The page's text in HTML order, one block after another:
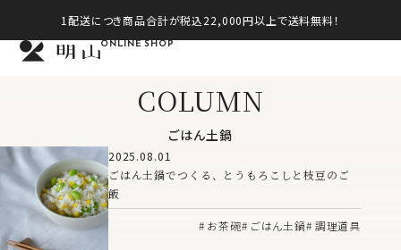
1配送につき商品合計が税込22,000円以上で送料無料！
ONLINE SHOP
COLUMN
ごはん土鍋
2025.08.01
ごはん土鍋でつくる、とうもろこしと枝豆のご
飯
お茶碗 ごはん土鍋 調理道具